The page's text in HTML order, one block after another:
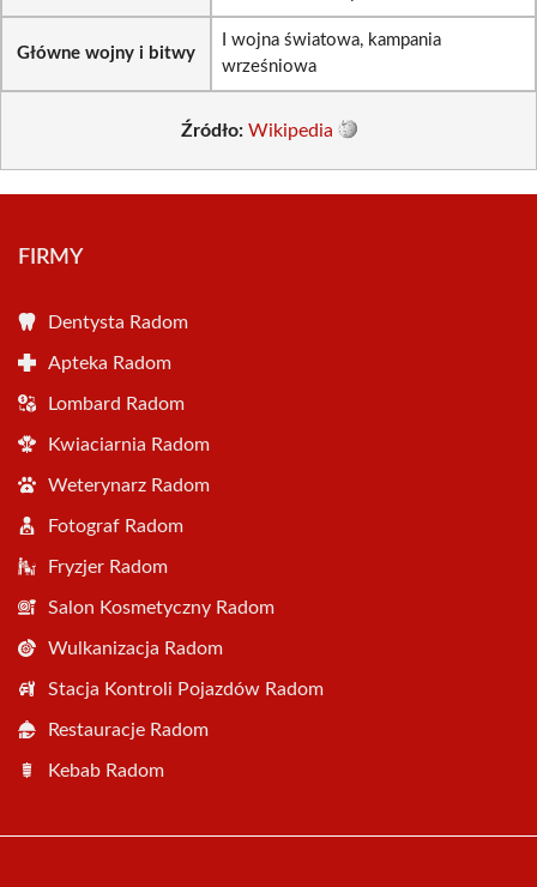
Główne wojny i bitwy
I wojna światowa, kampania
wrześniowa
Źródło: Wikipedia
FIRMY
Dentysta Radom
Apteka Radom
Lombard Radom
Kwiaciarnia Radom
Weterynarz Radom
Fotograf Radom
Fryzjer Radom
Salon Kosmetyczny Radom
Wulkanizacja Radom
Stacja Kontroli Pojazdów Radom
Restauracje Radom
Kebab Radom